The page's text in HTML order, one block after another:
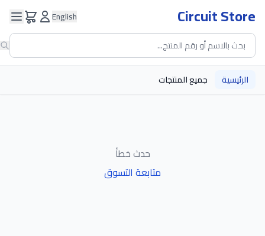
Circuit Store
English
الرئيسية جميع المنتجات
حدث خطأ
متابعة التسوق